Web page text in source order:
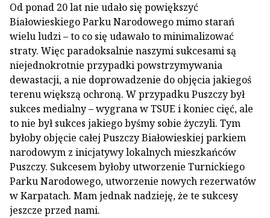
Od ponad 20 lat nie udało się powiększyć
Białowieskiego Parku Narodowego mimo starań
wielu ludzi – to co się udawało to minimalizować
straty. Więc paradoksalnie naszymi sukcesami są
niejednokrotnie przypadki powstrzymywania
dewastacji, a nie doprowadzenie do objęcia jakiegoś
terenu większą ochroną. W przypadku Puszczy był
sukces medialny – wygrana w TSUE i koniec cięć, ale
to nie był sukces jakiego byśmy sobie życzyli. Tym
byłoby objęcie całej Puszczy Białowieskiej parkiem
narodowym z inicjatywy lokalnych mieszkańców
Puszczy. Sukcesem byłoby utworzenie Turnickiego
Parku Narodowego, utworzenie nowych rezerwatów
w Karpatach. Mam jednak nadzieję, że te sukcesy
jeszcze przed nami.